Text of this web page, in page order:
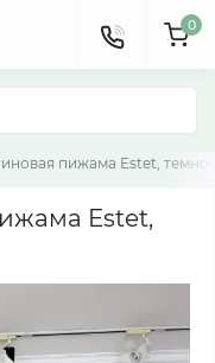
0
пижама Estet,
Estet,